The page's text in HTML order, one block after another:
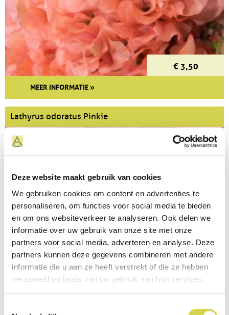
Deze website maakt gebruik van cookies
We gebruiken cookies om content en advertenties te
personaliseren, om functies voor social media te bieden
en om ons websiteverkeer te analyseren. Ook delen we
informatie over uw gebruik van onze site met onze
partners voor social media, adverteren en analyse. Deze
partners kunnen deze gegevens combineren met andere
informatie die u aan ze heeft verstrekt of die ze hebben
verzameld op basis van uw gebruik van hun services.
€ 3,50
MEER INFORMATIE »
Lathyrus odoratus Pinkie
€ 3,50
MEER INFORMATIE »